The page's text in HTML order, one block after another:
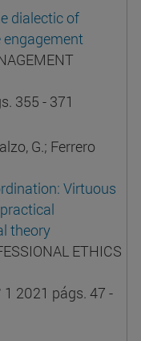
dialectic of
355 - 371
G.; Ferrero
Virtuous
theory
ETHICS
1 2021 págs. 47 -